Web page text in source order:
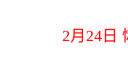
2月24日